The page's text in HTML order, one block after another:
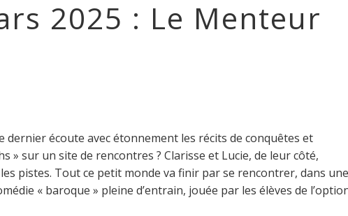
2025 : Le Menteur
écoute avec étonnement les récits de conquêtes et
» sur un site de rencontres ? Clarisse et Lucie, de leur côté,
pistes. Tout ce petit monde va finir par se rencontrer, dans une
« baroque » pleine d’entrain, jouée par les élèves de